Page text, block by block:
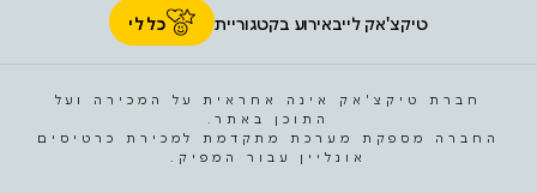
טיקצ'אק לייבאירוע בקטגוריית כללי
חברת טיקצ'אק אינה אחראית על המכירה ועל
התוכן באתר.
החברה מספקת מערכת מתקדמת למכירת כרטיסים
אונליין עבור המפיק.